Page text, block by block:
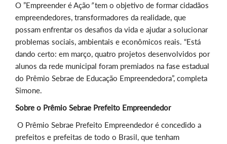
O ”Empreender é Ação” tem o objetivo de formar cidadãos
empreendedores, transformadores da realidade, que
possam enfrentar os desafios da vida e ajudar a solucionar
problemas sociais, ambientais e econômicos reais. “Está
dando certo: em março, quatro projetos desenvolvidos por
alunos da rede municipal foram premiados na fase estadual
do Prêmio Sebrae de Educação Empreendedora”, completa
Simone.
Sobre o Prêmio Sebrae Prefeito Empreendedor
O Prêmio Sebrae Prefeito Empreendedor é concedido a
prefeitos e prefeitas de todo o Brasil, que tenham